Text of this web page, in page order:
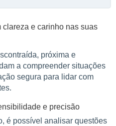
e carinho nas suas
próxima e
a compreender situações
segura para lidar com
e precisão
é possível analisar questões